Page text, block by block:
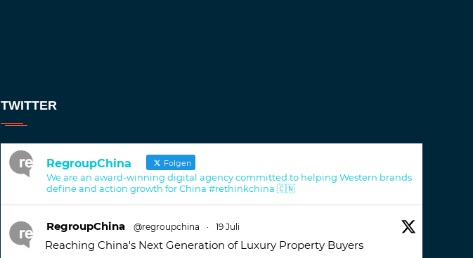
TWITTER
RegroupChina Folgen
We are an award-winning digital agency committed to helping Western brands
define and action growth for China #rethinkchina 🇨🇳
RegroupChina @regroupchina · 19 Juli
Reaching China's Next Generation of Luxury Property Buyers